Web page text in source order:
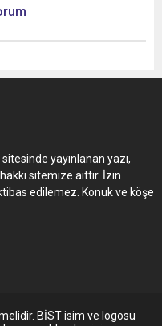
yayınlanan yazı,
sitemize aittir. İzin
edilemez. Konuk ve köşe
BİST isim ve logosu